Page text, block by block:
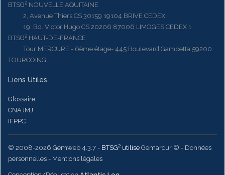
BTSG² NOUVELLE AQUITAINE
2, Avenue Thiers CS 30159 19104 BRIVE CEDEX
19, Bd. Victor Hugo CS 20206 87006 LIMOGES CEDEX 1
BTSG² HAUT-DE-FRANCE
Tour MERCURE - 6ème étage- 445 Boulevard Gambetta 59200
TOURCOING
Liens Utiles
Glossaire
CNAJMJ
IFPPC
© 2008-2026 Gemweb 4.3.7 - BTSG² utilise Gemarcur © - Données
personnelles - Mentions légales